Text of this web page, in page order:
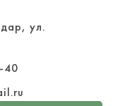
ул.
40